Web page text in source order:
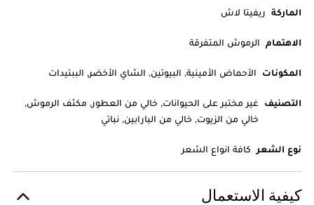
الماركة ريفيتا لاش
الاهتمام الرموش المتفرقة
المكونات الأحماض الأمينية, البيوتين, الشاي الأخضر, الببتيدات
التصنيف غير مختبر على الحيوانات, خالي من العطور, مكثف الرموش,
خالي من الزيوت, خالي من البارابين, نباتي
نوع الشعر كافة انواع الشعر
كيفية الاستعمال